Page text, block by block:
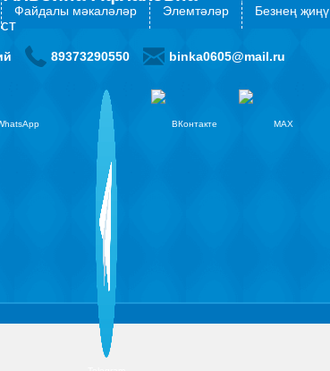
Файдалы мәкаләләр Элемтәләр Безнең җиңү
89373290550 binka0605@mail.ru
ВКонтакте MAX